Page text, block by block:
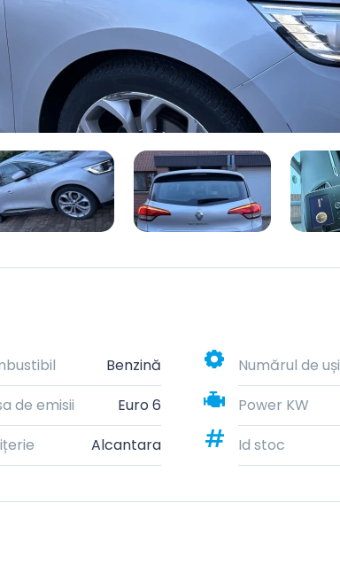
Benzină Numărul de uși
de emisii Euro 6 Power KW
Alcantara Id stoc